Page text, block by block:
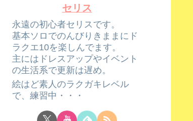
セリス
永遠の初心者セリスです。
基本ソロでのんびりきままにド
ラクエ10を楽しんでます。
主にはドレスアップやイベント
の生活系で更新は遅め。
絵はど素人のラクガキレベル
で、練習中・・・